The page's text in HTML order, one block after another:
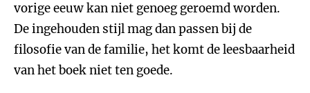
vorige eeuw kan niet genoeg geroemd worden.
De ingehouden stijl mag dan passen bij de
filosofie van de familie, het komt de leesbaarheid
van het boek niet ten goede.